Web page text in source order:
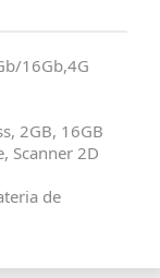
16Gb,4G
2GB, 16GB
Scanner 2D
de